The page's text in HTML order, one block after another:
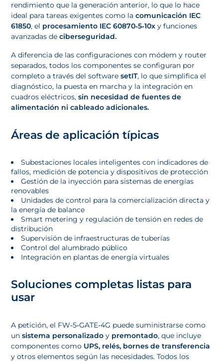
rendimiento que la generación anterior, lo que lo hace
ideal para tareas exigentes como la comunicación IEC
61850, el procesamiento IEC 60870‑5‑10x y funciones
avanzadas deciberseguridad.
A diferencia de las configuraciones con módem y router
separados, todos los componentes se configuran por
completo a través del softwaresetIT, lo que simplifica el
diagnóstico, la puesta en marcha y la integración en
cuadros eléctricos,sin necesidad de fuentes de
alimentación ni cableado adicionales.
Áreas de aplicación típicas
Subestaciones locales inteligentes con indicadores de
fallos, medición de potencia y dispositivos de protección
Gestión de la inyección para sistemas de energías
renovables
Unidades de control para la comercialización directa y
la energía de balance
Smart metering y regulación de tensión en redes de
distribución
Supervisión de infraestructuras de tuberías
Control del alumbrado público
Integración en plantas de energía virtuales
Soluciones completas listas para
usar
A petición, el FW‑5‑GATE‑4G puede suministrarse como
unsistema personalizadoy premontado, que incluye
componentes como UPS, relés, bornes de transferencia
y otros elementos según las necesidades. Todos los